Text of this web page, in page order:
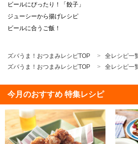
ビールにぴったり！「餃子」
ジューシーから揚げレシピ
ビールに合うご飯！
ズバうま！おつまみレシピTOP 全レシピ一
ズバうま！おつまみレシピTOP
全レシピ一
今月のおすすめ 特集レシピ